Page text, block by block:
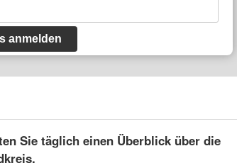
anmelden
Sie täglich einen Überblick über die